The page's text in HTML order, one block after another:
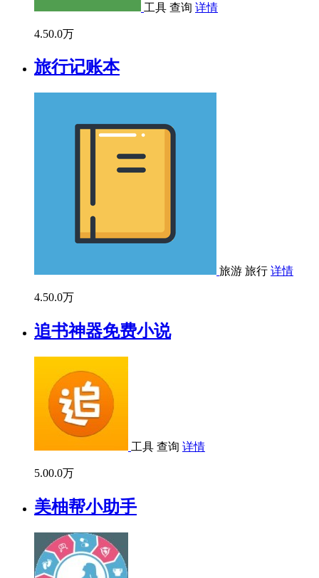
工具 查询 详情
4.50.0万
旅行记账本
旅游 旅行 详情
4.50.0万
追书神器免费小说
工具 查询 详情
5.00.0万
美柚帮小助手